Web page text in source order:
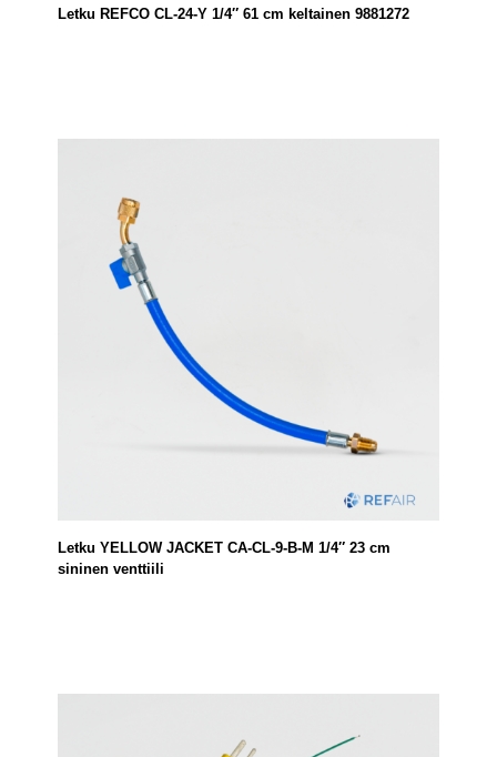
Letku REFCO CL-24-Y 1/4″ 61 cm keltainen 9881272
Letku YELLOW JACKET CA-CL-9-B-M 1/4″ 23 cm
sininen venttiili